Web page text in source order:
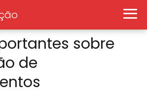
sobre
de